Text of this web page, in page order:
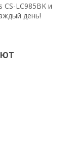
LC985BK и
день!